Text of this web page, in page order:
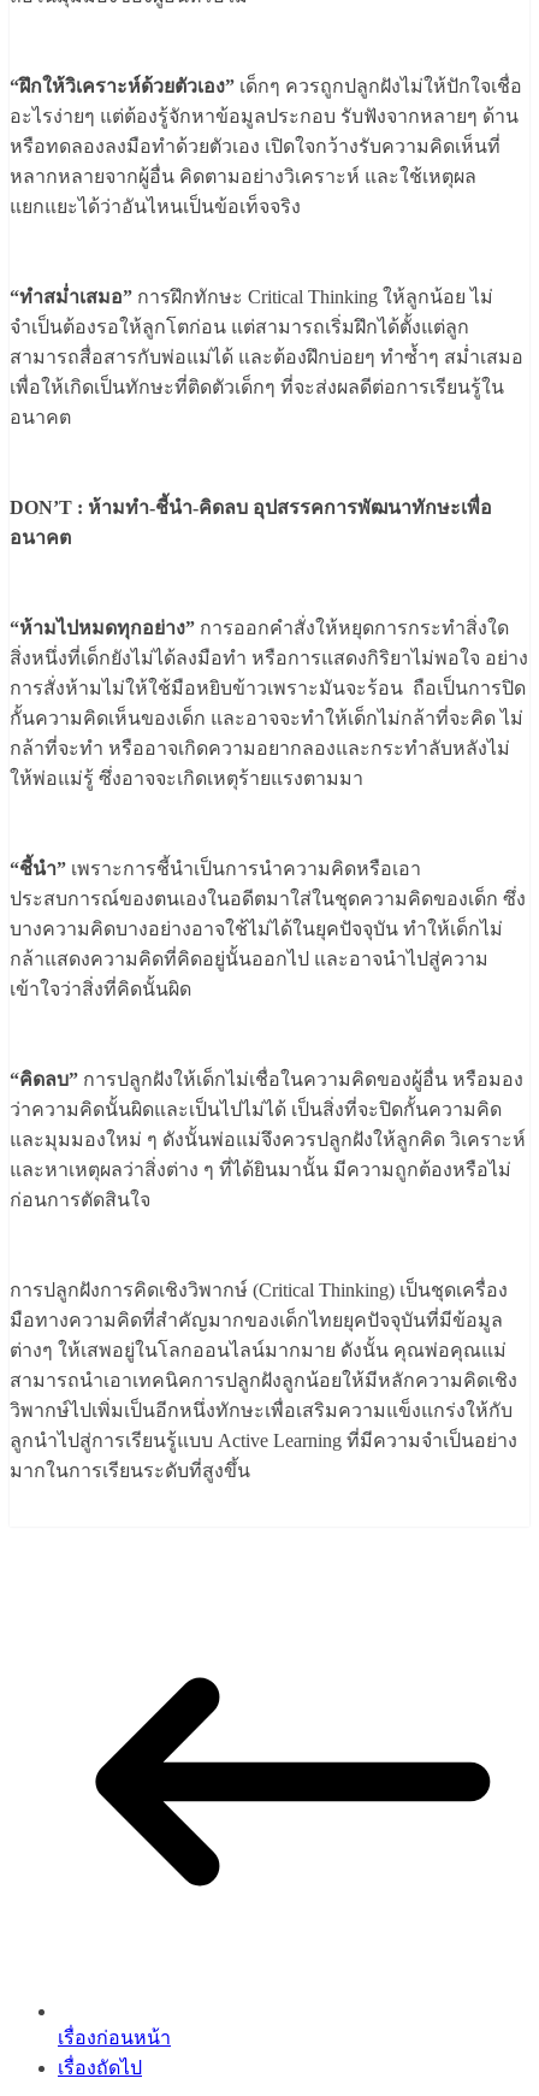
“ฝึกให้วิเคราะห์ด้วยตัวเอง” เด็กๆ ควรถูกปลูกฝังไม่ให้ปักใจเชื่อ
อะไรง่ายๆ แต่ต้องรู้จักหาข้อมูลประกอบ รับฟังจากหลายๆ ด้าน
หรือทดลองลงมือทำด้วยตัวเอง เปิดใจกว้างรับความคิดเห็นที่
หลากหลายจากผู้อื่น คิดตามอย่างวิเคราะห์ และใช้เหตุผล
แยกแยะได้ว่าอันไหนเป็นข้อเท็จจริง
“ทำสม่ำเสมอ” การฝึกทักษะ Critical Thinking ให้ลูกน้อย ไม่
จำเป็นต้องรอให้ลูกโตก่อน แต่สามารถเริ่มฝึกได้ตั้งแต่ลูก
สามารถสื่อสารกับพ่อแม่ได้ และต้องฝึกบ่อยๆ ทำซ้ำๆ สม่ำเสมอ
เพื่อให้เกิดเป็นทักษะที่ติดตัวเด็กๆ ที่จะส่งผลดีต่อการเรียนรู้ใน
อนาคต
DON’T : ห้ามทำ-ชี้นำ-คิดลบ อุปสรรคการพัฒนาทักษะเพื่อ
อนาคต
“ห้ามไปหมดทุกอย่าง” การออกคำสั่งให้หยุดการกระทำสิ่งใด
สิ่งหนึ่งที่เด็กยังไม่ได้ลงมือทำ หรือการแสดงกิริยาไม่พอใจ อย่าง
การสั่งห้ามไม่ให้ใช้มือหยิบข้าวเพราะมันจะร้อน ถือเป็นการปิด
กั้นความคิดเห็นของเด็ก และอาจจะทำให้เด็กไม่กล้าที่จะคิด ไม่
กล้าที่จะทำ หรืออาจเกิดความอยากลองและกระทำลับหลังไม่
ให้พ่อแม่รู้ ซึ่งอาจจะเกิดเหตุร้ายแรงตามมา
“ชี้นำ” เพราะการชี้นำเป็นการนำความคิดหรือเอา
ประสบการณ์ของตนเองในอดีตมาใส่ในชุดความคิดของเด็ก ซึ่ง
บางความคิดบางอย่างอาจใช้ไม่ได้ในยุคปัจจุบัน ทำให้เด็กไม่
กล้าแสดงความคิดที่คิดอยู่นั้นออกไป และอาจนำไปสู่ความ
เข้าใจว่าสิ่งที่คิดนั้นผิด
“คิดลบ” การปลูกฝังให้เด็กไม่เชื่อในความคิดของผู้อื่น หรือมอง
ว่าความคิดนั้นผิดและเป็นไปไม่ได้ เป็นสิ่งที่จะปิดกั้นความคิด
และมุมมองใหม่ ๆ ดังนั้นพ่อแม่จึงควรปลูกฝังให้ลูกคิด วิเคราะห์
และหาเหตุผลว่าสิ่งต่าง ๆ ที่ได้ยินมานั้น มีความถูกต้องหรือไม่
ก่อนการตัดสินใจ
การปลูกฝังการคิดเชิงวิพากษ์ (Critical Thinking) เป็นชุดเครื่อง
มือทางความคิดที่สำคัญมากของเด็กไทยยุคปัจจุบันที่มีข้อมูล
ต่างๆ ให้เสพอยู่ในโลกออนไลน์มากมาย ดังนั้น คุณพ่อคุณแม่
สามารถนำเอาเทคนิคการปลูกฝังลูกน้อยให้มีหลักความคิดเชิง
วิพากษ์ไปเพิ่มเป็นอีกหนึ่งทักษะเพื่อเสริมความแข็งแกร่งให้กับ
ลูกนำไปสู่การเรียนรู้แบบ Active Learning ที่มีความจำเป็นอย่าง
มากในการเรียนระดับที่สูงขึ้น
เรื่องก่อนหน้า
เรื่องถัดไป